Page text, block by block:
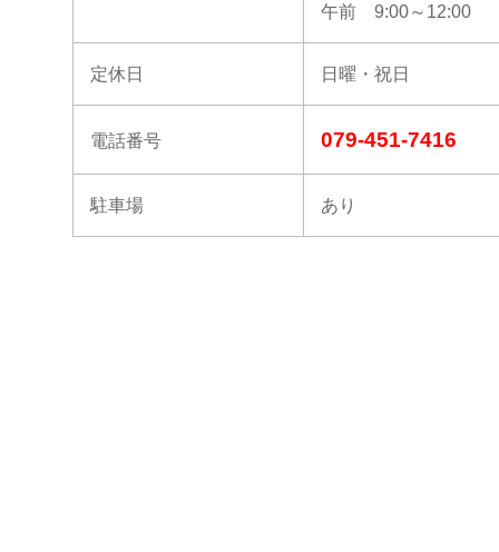
午前 9:00～12:00
定休日 日曜・祝日
電話番号 079-451-7416
駐車場 あり